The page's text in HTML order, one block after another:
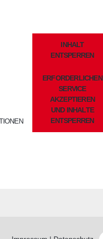
INHALT
ENTSPERREN
ERFORDERLICHEN
SERVICE
AKZEPTIEREN
UND INHALTE
ENTSPERREN